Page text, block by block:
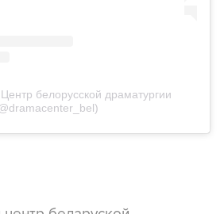
белорусской драматургии